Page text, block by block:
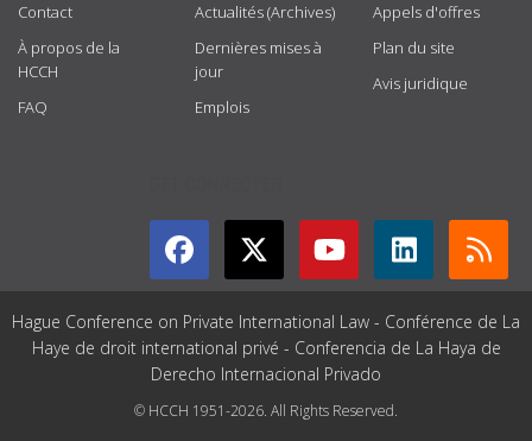
Contact
À propos de la
HCCH
FAQ
Actualités (Archives)
Dernières mises à
jour
Emplois
Appels d'offres
Plan du site
Avis juridique
Hague Conference on Private International Law - Conférence de La
Haye de droit international privé - Conferencia de La Haya de
Derecho Internacional Privado
© HCCH 1951-2026. All Rights Reserved.